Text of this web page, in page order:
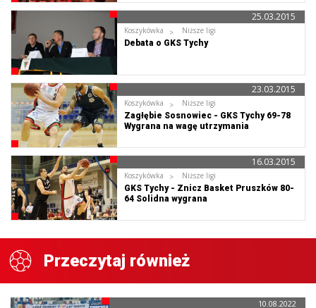
Koszykówka
Niższe ligi
Debata o GKS Tychy
25.03.2015
Koszykówka
Niższe ligi
Zagłębie Sosnowiec - GKS Tychy 69-78
Wygrana na wagę utrzymania
23.03.2015
Koszykówka
Niższe ligi
GKS Tychy - Znicz Basket Pruszków 80-
64 Solidna wygrana
16.03.2015
Przeczytaj również
10.08.2022